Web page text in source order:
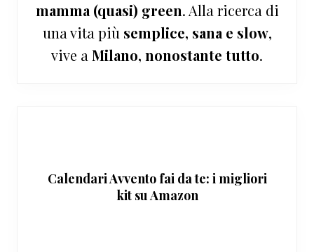
mamma (quasi) green. Alla ricerca di
una vita più semplice, sana e slow,
vive a Milano, nonostante tutto.
Calendari Avvento fai da te: i migliori
kit su Amazon